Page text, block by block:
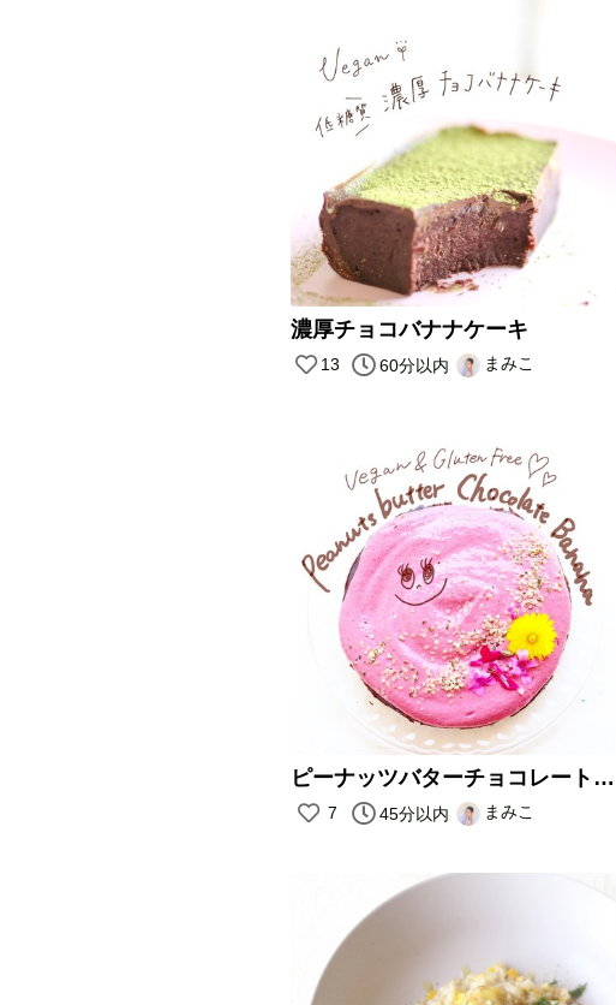
濃厚チョコバナナケーキ
13 60分以内 まみこ
ピーナッツバターチョコレートバナナケーキ
7 45分以内 まみこ